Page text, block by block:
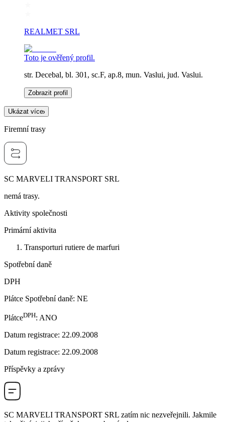
REALMET SRL
Toto je ověřený profil.
str. Decebal, bl. 301, sc.F, ap.8, mun. Vaslui, jud. Vaslui.
Zobrazit profil
Ukázat více
Firemní trasy
SC MARVELI TRANSPORT SRL
nemá trasy.
Aktivity společnosti
Primární aktivita
Transporturi rutiere de marfuri
Spotřební daně
DPH
Plátce Spotřební daně: NE
PlátceDPH: ANO
Datum registrace: 22.09.2008
Datum registrace: 22.09.2008
Příspěvky a zprávy
SC MARVELI TRANSPORT SRL zatím nic nezveřejnili. Jakmile